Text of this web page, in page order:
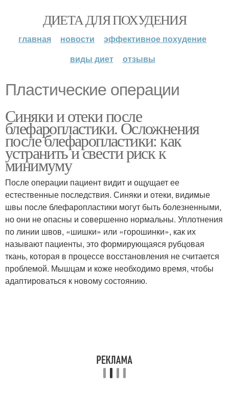
ДИЕТА ДЛЯ ПОХУДЕНИЯ
главная новости
эффективное похудение
виды диет
отзывы
Пластические операции
Синяки и отеки после
блефаропластики. Осложнения
после блефаропластики: как
устранить и свести риск к
минимуму
После операции пациент видит и ощущает ее
естественные последствия. Синяки и отеки, видимые
швы после блефаропластики могут быть болезненными,
но они не опасны и совершенно нормальны. Уплотнения
по линии швов, «шишки» или «горошинки», как их
называют пациенты, это формирующаяся рубцовая
ткань, которая в процессе восстановления не считается
проблемой. Мышцам и коже необходимо время, чтобы
адаптироваться к новому состоянию.